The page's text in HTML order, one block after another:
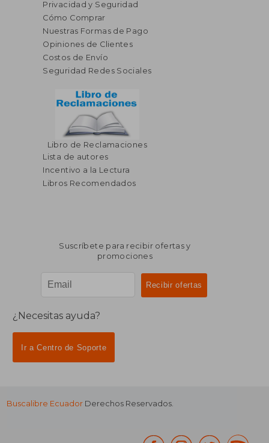
Privacidad y Seguridad
Cómo Comprar
Nuestras Formas de Pago
Opiniones de Clientes
Costos de Envío
Seguridad Redes Sociales
Libro de Reclamaciones
Lista de autores
Incentivo a la Lectura
Libros Recomendados
Suscríbete para recibir ofertas y
promociones
¿Necesitas ayuda?
Ir a Centro de Soporte
Buscalibre Ecuador Derechos Reservados.